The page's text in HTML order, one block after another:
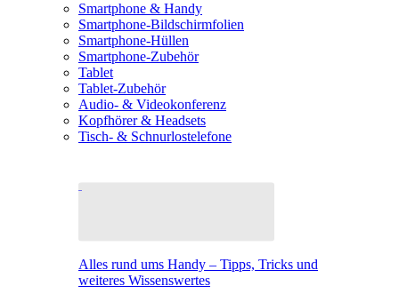
Smartphone & Handy
Smartphone-Bildschirmfolien
Smartphone-Hüllen
Smartphone-Zubehör
Tablet
Tablet-Zubehör
Audio- & Videokonferenz
Kopfhörer & Headsets
Tisch- & Schnurlostelefone
Alles rund ums Handy – Tipps, Tricks und
weiteres Wissenswertes